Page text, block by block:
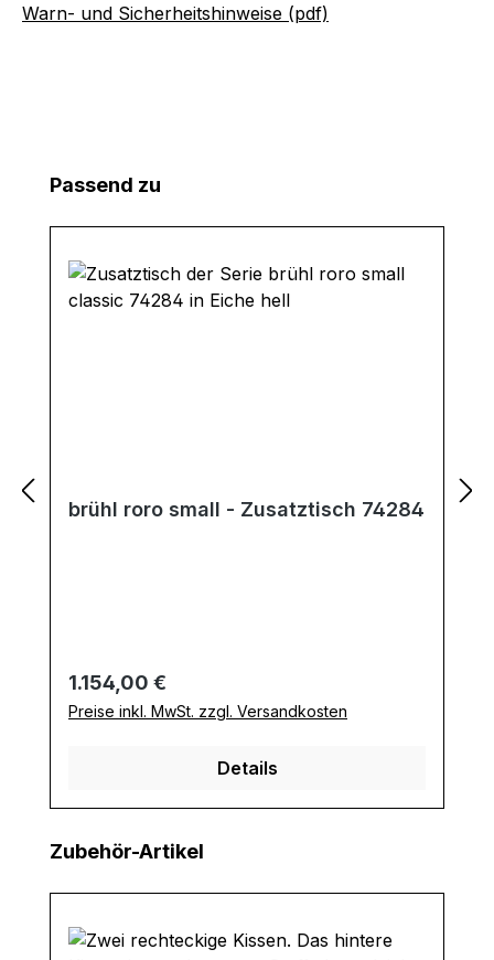
Warn- und Sicherheitshinweise (pdf)
Produktgalerie überspringen
Passend zu
brühl roro small - Zusatztisch 74284
Regulärer Preis:
1.154,00 €
Preise inkl. MwSt. zzgl. Versandkosten
Details
Produktgalerie überspringen
Zubehör-Artikel